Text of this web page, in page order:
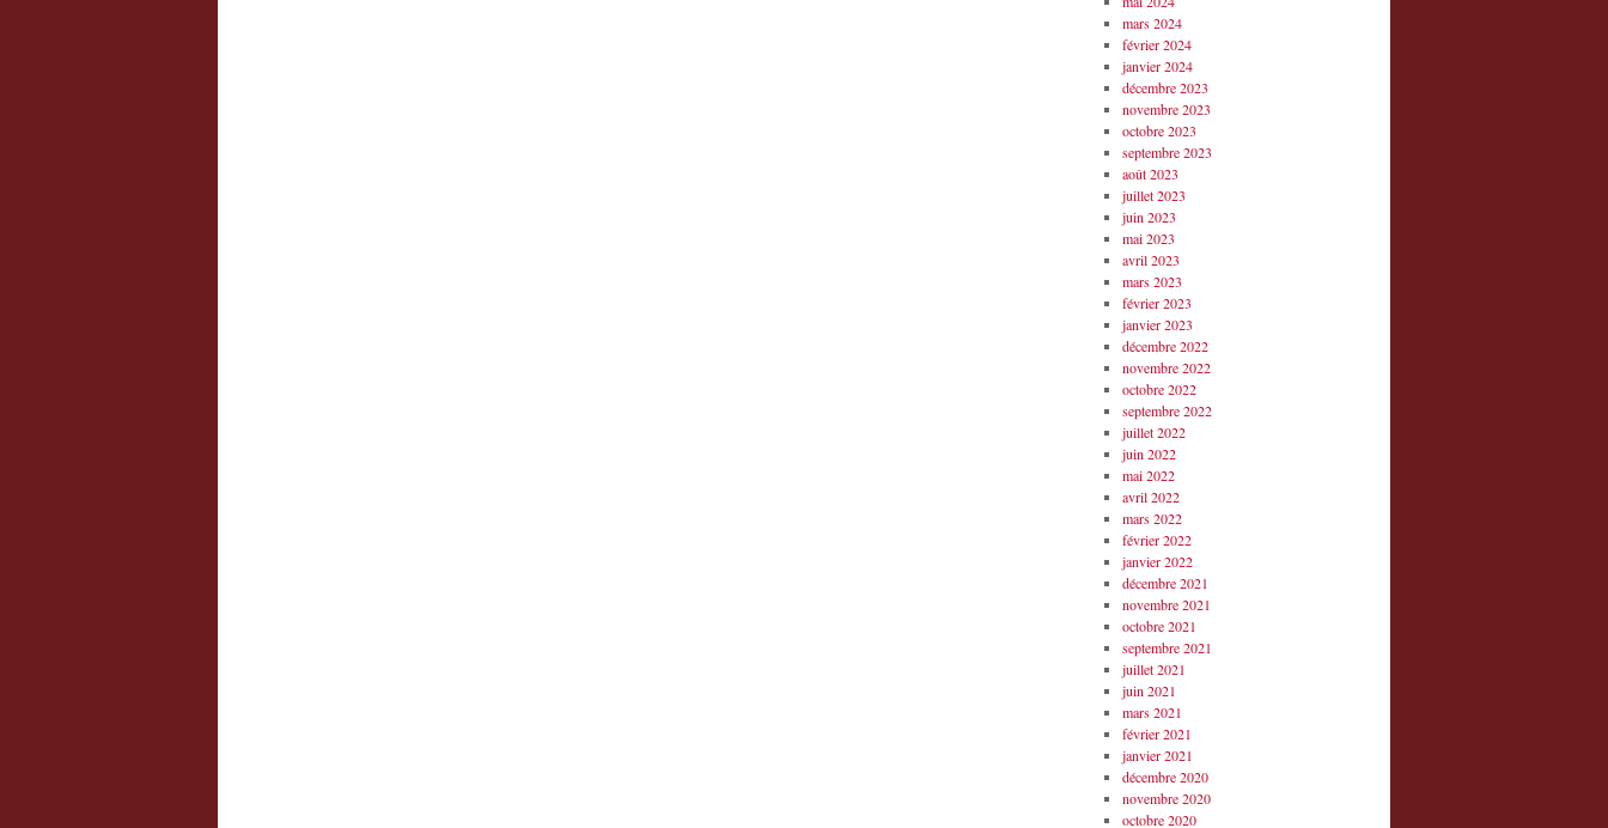
mars 2024
février 2024
janvier 2024
décembre 2023
novembre 2023
octobre 2023
septembre 2023
août 2023
juillet 2023
juin 2023
mai 2023
avril 2023
mars 2023
février 2023
janvier 2023
décembre 2022
novembre 2022
octobre 2022
septembre 2022
juillet 2022
juin 2022
mai 2022
avril 2022
mars 2022
février 2022
janvier 2022
décembre 2021
novembre 2021
octobre 2021
septembre 2021
juillet 2021
juin 2021
mars 2021
février 2021
janvier 2021
décembre 2020
novembre 2020
octobre 2020